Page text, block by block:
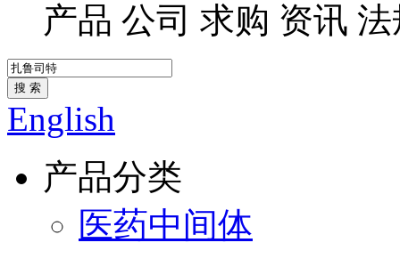
产品 公司 求购 资讯 法
搜 索
English
产品分类
医药中间体